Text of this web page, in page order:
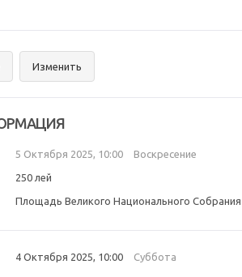
Изменить
5 Октября 2025, 10:00 Воскресение
250 лей
Площадь Великого Национального Собрания
4 Октября 2025, 10:00 Суббота